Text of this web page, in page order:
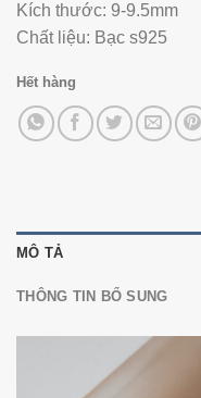
Kích thước: 9-9.5mm
Chất liệu: Bạc s925
Hết hàng
MÔ TẢ
THÔNG TIN BỔ SUNG